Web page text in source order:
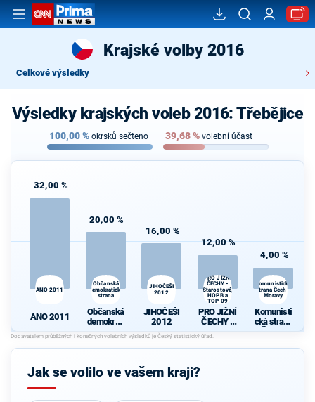
Krajské volby 2016
Celkové výsledky
Výsledky krajských voleb 2016: Třebějice
100,00% okrsků sečteno 39,68% volební účast
32,00 %
ANO 2011
ANO 2011
20,00 %
Občanská
demokratická
strana
Občanská
demokrati
cká strana
16,00 %
JIHOČEŠI
2012
JIHOČEŠI
2012
12,00 %
PRO JIŽNÍ
ČECHY -
Starostové,
HOPB a
TOP 09
PRO JIŽNÍ
ČECHY -
Starostové
, HOPB a
TOP 09
4,00 %
Komunistická
strana Čech a
Moravy
Komunisti
cká strana
Čech a
Jak se volilo ve vašem kraji?